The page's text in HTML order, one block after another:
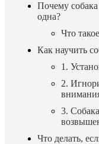
Почему собака
одна?
Что
Как научить
1.
2.
3.
Что делать,